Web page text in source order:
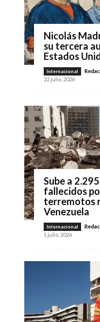
Nicolás
su tercera
Estados
Internacional
22 julio, 2026
Sube a
fallecidos
terremotos
Venezuela
Internacional
1 julio, 2026